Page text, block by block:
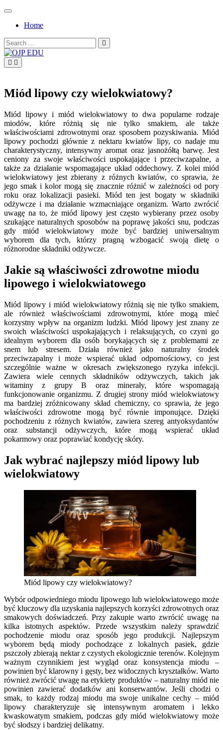
Skip
contentHome
Search
for:
Miód lipowy czy wielokwiatowy?
Miód lipowy i miód wielokwiatowy to dwa popularne rodzaje
miodów, które różnią się nie tylko smakiem, ale także
właściwościami zdrowotnymi oraz sposobem pozyskiwania. Miód
lipowy pochodzi głównie z nektaru kwiatów lipy, co nadaje mu
charakterystyczny, intensywny aromat oraz jasnożółtą barwę. Jest
ceniony za swoje właściwości uspokajające i przeciwzapalne, a
także za działanie wspomagające układ oddechowy. Z kolei miód
wielokwiatowy jest zbierany z różnych kwiatów, co sprawia, że
jego smak i kolor mogą się znacznie różnić w zależności od pory
roku oraz lokalizacji pasieki. Miód ten jest bogaty w składniki
odżywcze i ma działanie wzmacniające organizm. Warto zwrócić
uwagę na to, że miód lipowy jest często wybierany przez osoby
szukające naturalnych sposobów na poprawę jakości snu, podczas
gdy miód wielokwiatowy może być bardziej uniwersalnym
wyborem dla tych, którzy pragną wzbogacić swoją dietę o
różnorodne składniki odżywcze.
Jakie są właściwości zdrowotne miodu
lipowego i wielokwiatowego
Miód lipowy i miód wielokwiatowy różnią się nie tylko smakiem,
ale również właściwościami zdrowotnymi, które mogą mieć
korzystny wpływ na organizm ludzki. Miód lipowy jest znany ze
swoich właściwości uspokajających i relaksujących, co czyni go
idealnym wyborem dla osób borykających się z problemami ze
snem lub stresem. Działa również jako naturalny środek
przeciwzapalny i może wspierać układ odpornościowy, co jest
szczególnie ważne w okresach zwiększonego ryzyka infekcji.
Zawiera wiele cennych składników odżywczych, takich jak
witaminy z grupy B oraz minerały, które wspomagają
funkcjonowanie organizmu. Z drugiej strony miód wielokwiatowy
ma bardziej zróżnicowany skład chemiczny, co sprawia, że jego
właściwości zdrowotne mogą być równie imponujące. Dzięki
pochodzeniu z różnych kwiatów, zawiera szereg antyoksydantów
oraz substancji odżywczych, które mogą wspierać układ
pokarmowy oraz poprawiać kondycję skóry.
Jak wybrać najlepszy miód lipowy lub
wielokwiatowy
Miód lipowy czy wielokwiatowy?
Wybór odpowiedniego miodu lipowego lub wielokwiatowego może
być kluczowy dla uzyskania najlepszych korzyści zdrowotnych oraz
smakowych doświadczeń. Przy zakupie warto zwrócić uwagę na
kilka istotnych aspektów. Przede wszystkim należy sprawdzić
pochodzenie miodu oraz sposób jego produkcji. Najlepszym
wyborem będą miody pochodzące z lokalnych pasiek, gdzie
pszczoły zbierają nektar z czystych ekologicznie terenów. Kolejnym
ważnym czynnikiem jest wygląd oraz konsystencja miodu –
powinien być klarowny i gęsty, bez widocznych kryształków. Warto
również zwrócić uwagę na etykiety produktów – naturalny miód nie
powinien zawierać dodatków ani konserwantów. Jeśli chodzi o
smak, to każdy rodzaj miodu ma swoje unikalne cechy – miód
lipowy charakteryzuje się intensywnym aromatem i lekko
kwaskowatym smakiem, podczas gdy miód wielokwiatowy może
być słodszy i bardziej delikatny.